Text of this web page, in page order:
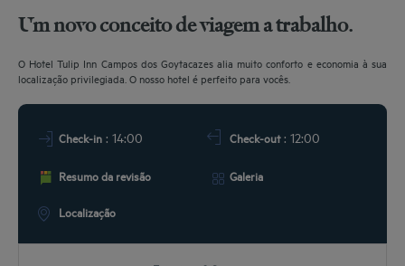
Um novo conceito de viagem a trabalho.
O Hotel Tulip Inn Campos dos Goytacazes alia muito conforto e economia à sua
localização privilegiada. O nosso hotel é perfeito para vocês.
Check-in : 14:00 Check-out: 12:00
Resumo da revisão Galeria
Localização